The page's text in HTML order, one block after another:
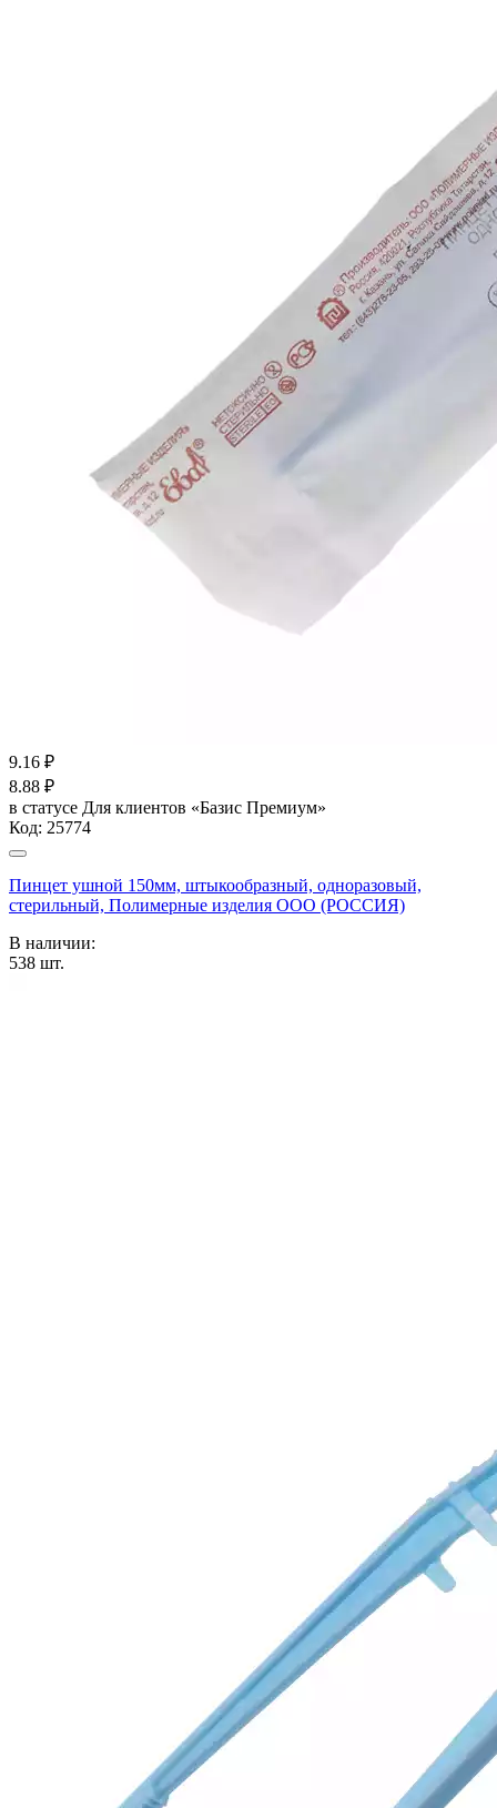
9.16 ₽
8.88 ₽
в статусе Для клиентов «Базис Премиум»
Код: 25774
Пинцет ушной 150мм, штыкообразный, одноразовый,
стерильный, Полимерные изделия OOO (РОССИЯ)
В наличии:
538 шт.